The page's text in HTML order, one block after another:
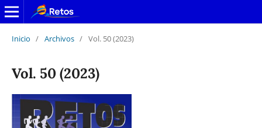
Inicio / Archivos / Vol. 50 (2023)
Vol. 50 (2023)